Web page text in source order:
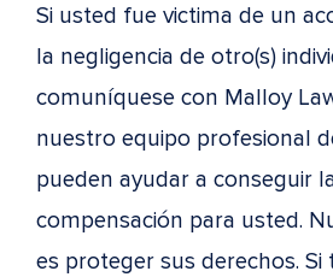
Si usted fue victima de un
la negligencia de otro(s)
comuníquese con Malloy
nuestro equipo profesional
pueden ayudar a conseguir
compensación para usted.
es proteger sus derechos. Si